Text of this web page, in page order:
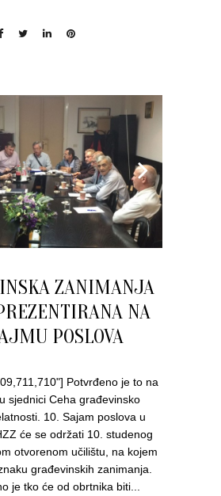
ZANIMANJA
NA
POSLOVA
Potvrđeno je to na
sjednici Ceha građevinsko
10. Sajam poslova u
će se održati 10. studenog
otvorenom učilištu, na kojem
građevinskih zanimanja.
je tko će od obrtnika biti...